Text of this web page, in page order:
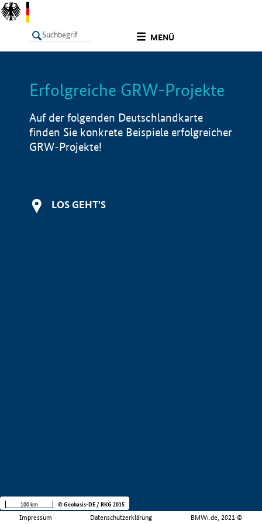
MENÜ
LISTE Info
Erfolgreiche GRW-Projekte
Auf der folgenden Deutschlandkarte
finden Sie konkrete Beispiele erfolgreicher
GRW-Projekte!
LOS GEHT'S
Impressum Datenschutzerklärung BMWi.de, 2021 ©
100 km © Geobasis-DE / BKG 2015